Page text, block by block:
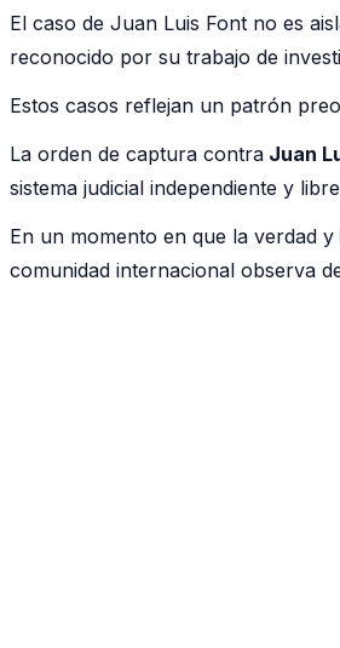
El caso de Juan Luis Font no es
reconocido por su trabajo de
Estos casos reflejan un patrón
La orden de captura contra Juan
sistema judicial independiente y
En un momento en que la verdad y
comunidad internacional observa